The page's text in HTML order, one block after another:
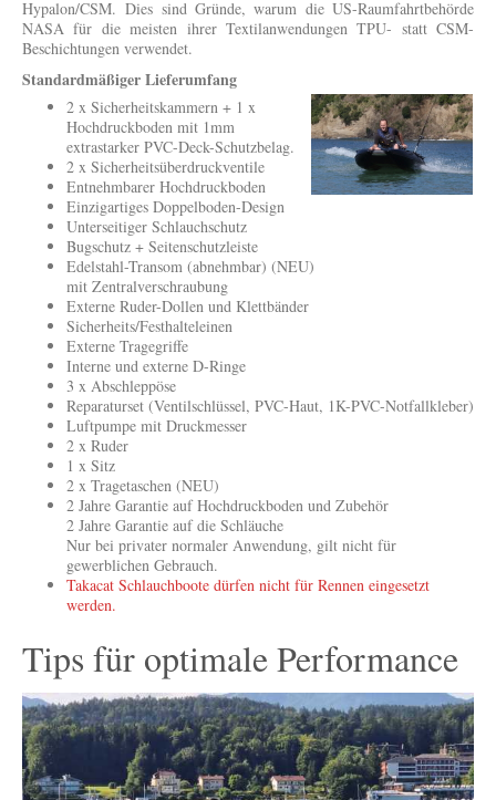
Hypalon/CSM.Dies sind Gründe, warum die US-Raumfahrtbehörde
NASA für die meisten ihrer Textilanwendungen TPU- statt CSM-
Beschichtungen verwendet.
Standardmäßiger Lieferumfang
2 x Sicherheitskammern + 1 x
Hochdruckboden mit 1mm
extrastarker PVC-Deck-Schutzbelag.
2 x Sicherheitsüberdruckventile
Entnehmbarer Hochdruckboden
Einzigartiges Doppelboden-Design
Unterseitiger Schlauchschutz
Bugschutz + Seitenschutzleiste
Edelstahl-Transom (abnehmbar) (NEU)
mit Zentralverschraubung
Externe Ruder-Dollen und Klettbänder
Sicherheits/Festhalteleinen
Externe Tragegriffe
Interne und externe D-Ringe
3 x Abschleppöse
Reparaturset (Ventilschlüssel, PVC-Haut, 1K-PVC-Notfallkleber)
Luftpumpe mit Druckmesser
2 x Ruder
1 x Sitz
2 x Tragetaschen (NEU)
2 Jahre Garantie auf Hochdruckboden und Zubehör
2 Jahre Garantie auf die Schläuche
Nur bei privater normaler Anwendung, gilt nicht für
gewerblichen Gebrauch.
Takacat Schlauchboote dürfen nicht für Rennen eingesetzt
werden.
Tips für optimale Performance